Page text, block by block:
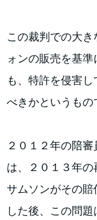
この裁判での大
ォンの販売を基
も、特許を侵害
べきかというもの
２０１２年の陪
は、２０１３年の
サムソンがその
した後、この問題